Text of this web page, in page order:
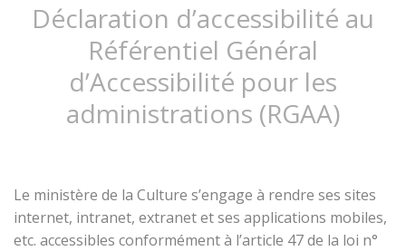
Déclaration d’accessibilité au
Référentiel Général
d’Accessibilité pour les
administrations (RGAA)
Le ministère de la Culture s’engage à rendre ses sites
internet, intranet, extranet et ses applications mobiles,
etc. accessibles conformément à l’article 47 de la loi n°